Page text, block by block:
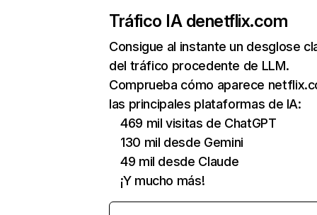
Tráfico IA denetflix.com
Consigue al instante un desglose
del tráfico procedente de LLM.
Comprueba cómo aparece
las principales plataformas de IA:
469 mil visitas de ChatGPT
130 mil desde Gemini
49 mil desde Claude
¡Y mucho más!